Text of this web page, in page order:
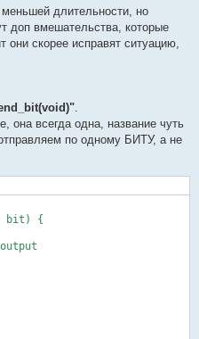
длительности, но
доп вмешательства, которые
они скорее исправят ситуацию,
.
она всегда одна, название чуть
по одному БИТУ, а не
bit) {